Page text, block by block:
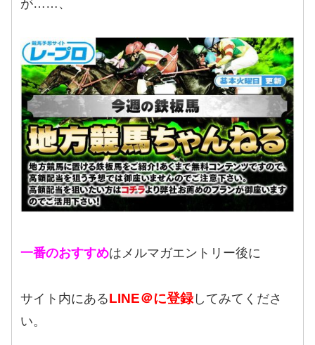
が……、
一番のおすすめはメルマガエントリー後に
サイト内にあるLINE＠に登録してみてくださ
い。